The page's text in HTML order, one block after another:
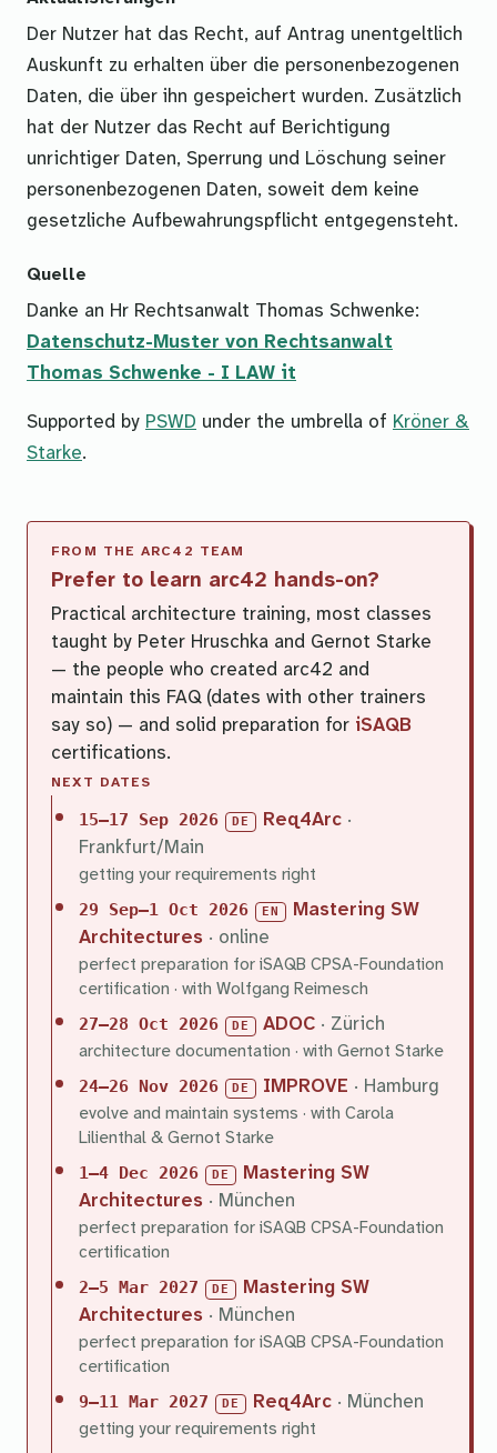
Der Nutzer hat das Recht, auf Antrag unentgeltlich
Auskunft zu erhalten über die personenbezogenen
Daten, die über ihn gespeichert wurden. Zusätzlich
hat der Nutzer das Recht auf Berichtigung
unrichtiger Daten, Sperrung und Löschung seiner
personenbezogenen Daten, soweit dem keine
gesetzliche Aufbewahrungspflicht entgegensteht.
Quelle
Danke an Hr Rechtsanwalt Thomas Schwenke:
Datenschutz-Muster von Rechtsanwalt
Thomas Schwenke - I LAW it
Supported by PSWD under the umbrella of Kröner &
Starke.
Prefer to learn arc42 hands-on?
Practical architecture training, most classes
taught by Peter Hruschka and Gernot Starke
— the people who created arc42 and
maintain this FAQ (dates with other trainers
say so) — and solid preparation for iSAQB
certifications.
NEXT DATES
15–17 Sep 2026 DE Req4Arc ·
Frankfurt/Main
getting your requirements right
29 Sep–1 Oct 2026 EN
Mastering SW
Architectures · online
perfect preparation for iSAQB CPSA-Foundation
certification · with Wolfgang Reimesch
27–28 Oct 2026 DE ADOC · Zürich
architecture documentation · with Gernot Starke
24–26 Nov 2026 DE IMPROVE · Hamburg
evolve and maintain systems · with Carola
Lilienthal & Gernot Starke
1–4 Dec 2026 DE
Mastering SW
Architectures · München
perfect preparation for iSAQB CPSA-Foundation
certification
2–5 Mar 2027 DE
Mastering SW
Architectures · München
perfect preparation for iSAQB CPSA-Foundation
certification
9–11 Mar 2027 DE Req4Arc · München
getting your requirements right